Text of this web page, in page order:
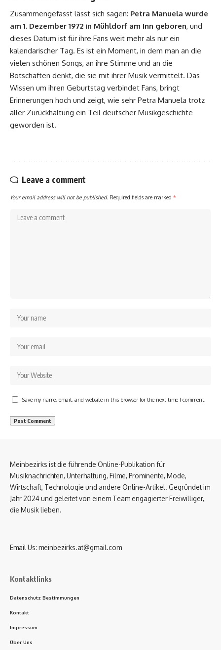
Zusammengefasst lässt sich sagen: Petra Manuela wurde
am 1. Dezember 1972 in Mühldorf am Inn geboren, und
dieses Datum ist für ihre Fans weit mehr als nur ein
kalendarischer Tag. Es ist ein Moment, in dem man an die
vielen schönen Songs, an ihre Stimme und an die
Botschaften denkt, die sie mit ihrer Musik vermittelt. Das
Wissen um ihren Geburtstag verbindet Fans, bringt
Erinnerungen hoch und zeigt, wie sehr Petra Manuela trotz
aller Zurückhaltung ein Teil deutscher Musikgeschichte
geworden ist.
Leave a comment
Your email address will not be published. Required fields are marked *
Save my name, email, and website in this browser for the next time I comment.
Meinbezirks ist die führende Online-Publikation für
Musiknachrichten, Unterhaltung, Filme, Prominente, Mode,
Wirtschaft, Technologie und andere Online-Artikel. Gegründet im
Jahr 2024 und geleitet von einem Team engagierter Freiwilliger,
die Musik lieben.
Email Us: meinbezirks.at@gmail.com
Kontaktlinks
Datenschutz Bestimmungen
Kontakt
Impressum
Über Uns